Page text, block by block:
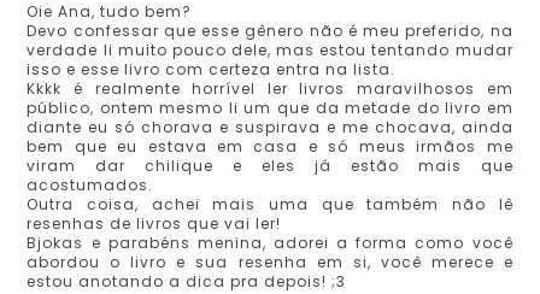
Oie Ana, tudo bem?
Devo confessar que esse gênero não é meu preferido, na
verdade li muito pouco dele, mas estou tentando mudar
isso e esse livro com certeza entra na lista.
Kkkk é realmente horrível ler livros maravilhosos em
público, ontem mesmo li um que da metade do livro em
diante eu só chorava e suspirava e me chocava, ainda
bem que eu estava em casa e só meus irmãos me
viram dar chilique e eles já estão mais que
acostumados.
Outra coisa, achei mais uma que também não lê
resenhas de livros que vai ler!
Bjokas e parabéns menina, adorei a forma como você
abordou o livro e sua resenha em si, você merece e
estou anotando a dica pra depois! ;3